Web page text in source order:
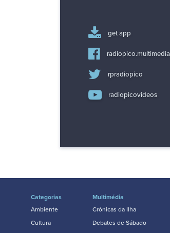
get app
radiopico.multimedia
rpradiopico
radiopicovideos
Categorias
Ambiente
Cultura
Multimédia
Crónicas da Ilha
Debates de Sábado